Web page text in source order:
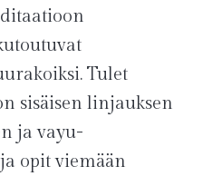
Tulet
sisäisen linjauksen
ja vayu-
opit viemään